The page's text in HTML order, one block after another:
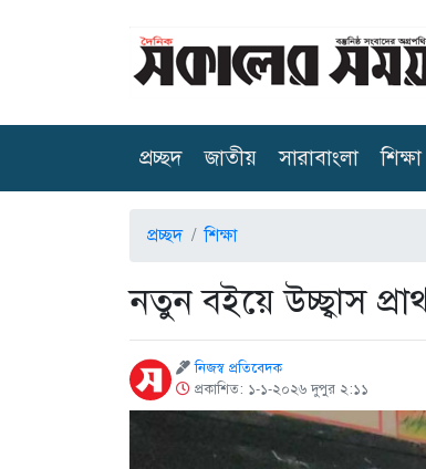
প্রচ্ছদ(current)
জাতীয় সারাবাংলা শিক্ষা
প্রচ্ছদ শিক্ষা
নতুন বইয়ে উচ্ছ্বাস
নিজস্ব প্রতিবেদক
প্রকাশিত: ১-১-২০২৬ দুপুর ২:১১